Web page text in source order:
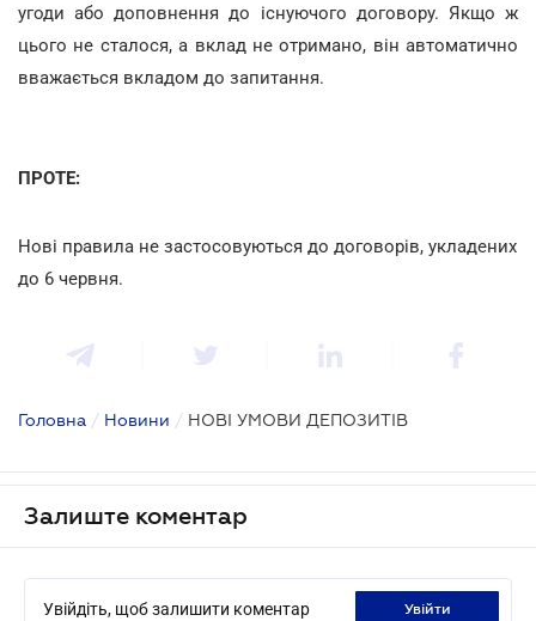
угоди або доповнення до існуючого договору. Якщо ж
цього не сталося, а вклад не отримано, він автоматично
вважається вкладом до запитання.
ПРОТЕ:
Нові правила не застосовуються до договорів, укладених
до 6 червня.
Головна / Новини / НОВІ УМОВИ ДЕПОЗИТІВ
Залиште коментар
Увійдіть, щоб залишити коментар увійти